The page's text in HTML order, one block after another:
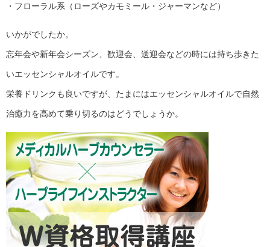
・フローラル系（ローズやカモミール・ジャーマンなど）
いかがでしたか。
忘年会や新年会シーズン、歓迎会、送迎会などの時には持ち歩きた
いエッセンシャルオイルです。
栄養ドリンクも良いですが、たまにはエッセンシャルオイルで自然
治癒力を高めて乗り切るのはどうでしょうか。